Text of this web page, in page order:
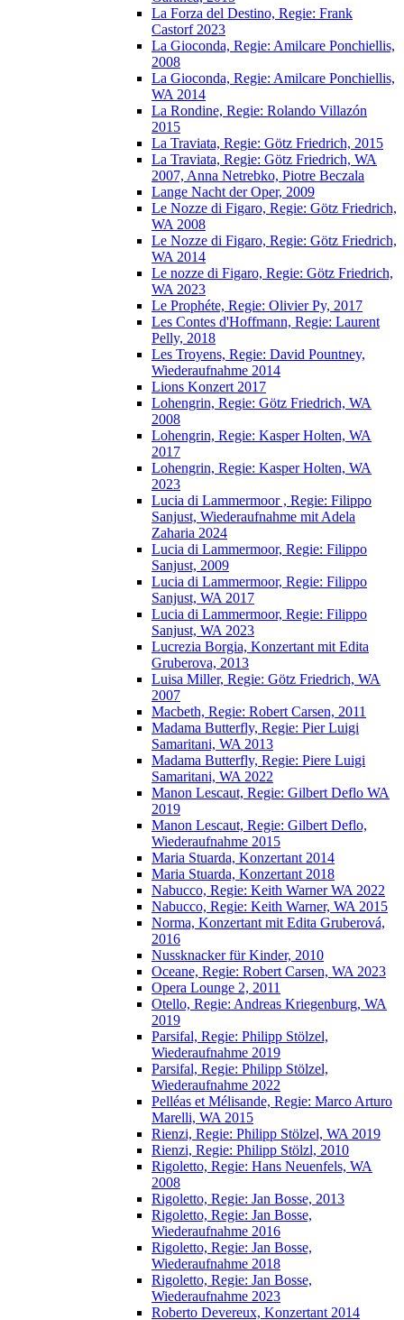
La Forza del Destino, Regie: Frank
Castorf 2023
La Gioconda, Regie: Amilcare Ponchiellis,
2008
La Gioconda, Regie: Amilcare Ponchiellis,
WA 2014
La Rondine, Regie: Rolando Villazón
2015
La Traviata, Regie: Götz Friedrich, 2015
La Traviata, Regie: Götz Friedrich, WA
2007, Anna Netrebko, Piotre Beczala
Lange Nacht der Oper, 2009
Le Nozze di Figaro, Regie: Götz Friedrich,
WA 2008
Le Nozze di Figaro, Regie: Götz Friedrich,
WA 2014
Le nozze di Figaro, Regie: Götz Friedrich,
WA 2023
Le Prophéte, Regie: Olivier Py, 2017
Les Contes d'Hoffmann, Regie: Laurent
Pelly, 2018
Les Troyens, Regie: David Pountney,
Wiederaufnahme 2014
Lions Konzert 2017
Lohengrin, Regie: Götz Friedrich, WA
2008
Lohengrin, Regie: Kasper Holten, WA
2017
Lohengrin, Regie: Kasper Holten, WA
2023
Lucia di Lammermoor , Regie: Filippo
Sanjust, Wiederaufnahme mit Adela
Zaharia 2024
Lucia di Lammermoor, Regie: Filippo
Sanjust, 2009
Lucia di Lammermoor, Regie: Filippo
Sanjust, WA 2017
Lucia di Lammermoor, Regie: Filippo
Sanjust, WA 2023
Lucrezia Borgia, Konzertant mit Edita
Gruberova, 2013
Luisa Miller, Regie: Götz Friedrich, WA
2007
Macbeth, Regie: Robert Carsen, 2011
Madama Butterfly, Regie: Pier Luigi
Samaritani, WA 2013
Madama Butterfly, Regie: Piere Luigi
Samaritani, WA 2022
Manon Lescaut, Regie: Gilbert Deflo WA
2019
Manon Lescaut, Regie: Gilbert Deflo,
Wiederaufnahme 2015
Maria Stuarda, Konzertant 2014
Maria Stuarda, Konzertant 2018
Nabucco, Regie: Keith Warner WA 2022
Nabucco, Regie: Keith Warner, WA 2015
Norma, Konzertant mit Edita Gruberová,
2016
Nussknacker für Kinder, 2010
Oceane, Regie: Robert Carsen, WA 2023
Opera Lounge 2, 2011
Otello, Regie: Andreas Kriegenburg, WA
2019
Parsifal, Regie: Philipp Stölzel,
Wiederaufnahme 2019
Parsifal, Regie: Philipp Stölzel,
Wiederaufnahme 2022
Pelléas et Mélisande, Regie: Marco Arturo
Marelli, WA 2015
Rienzi, Regie: Philipp Stölzel, WA 2019
Rienzi, Regie: Philipp Stölzl, 2010
Rigoletto, Regie: Hans Neuenfels, WA
2008
Rigoletto, Regie: Jan Bosse, 2013
Rigoletto, Regie: Jan Bosse,
Wiederaufnahme 2016
Rigoletto, Regie: Jan Bosse,
Wiederaufnahme 2018
Rigoletto, Regie: Jan Bosse,
Wiederaufnahme 2023
Roberto Devereux, Konzertant 2014